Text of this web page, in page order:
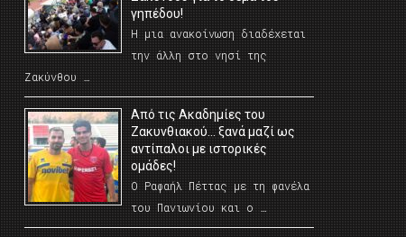
γηπέδου!
Η μια ανακοίνωση διαδέχεται
την άλλη στο νησί της
Ζακύνθου …
Από τις Ακαδημίες του
Ζακυνθιακού… ξανά μαζί ως
αντίπαλοι με ιστορικές
ομάδες!
Ο Ραφαήλ Πέττας με τη φανέλα
του Πανιωνίου και ο …